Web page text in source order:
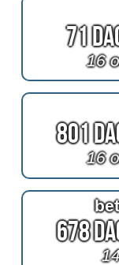
71
16
801
16
678